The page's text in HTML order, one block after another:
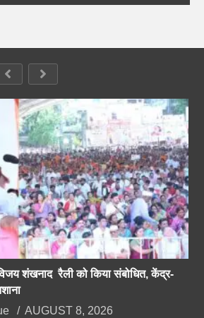
शंखनाद रैली को किया संबोधित, केंद्र-
AUGUST 8, 2026